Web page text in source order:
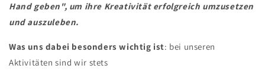
Hand geben", um ihre Kreativität erfolgreich umzusetzen
und auszuleben.
Was uns dabei besonders wichtig ist: bei unseren
Aktivitäten sind wir stets